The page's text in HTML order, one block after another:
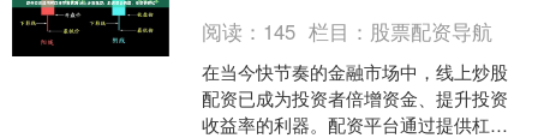
阅读： 145 栏目： 股票配资导航
在当今快节奏的金融市场中，线上炒股
配资已成为投资者倍增资金、提升投资
收益率的利器。配资平台通过提供杠杆